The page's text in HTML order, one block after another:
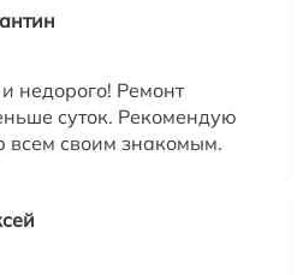
недорого! Ремонт
суток. Рекомендую
всем своим знакомым.